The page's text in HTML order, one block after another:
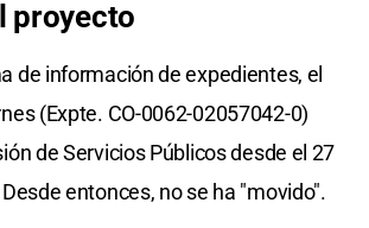
proyecto
de información de expedientes, el
(Expte. CO-0062-02057042-0)
de Servicios Públicos desde el 27
entonces, no se ha "movido".